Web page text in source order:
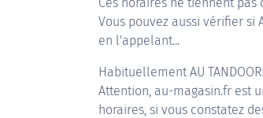
Vous pouvez aussi vérifier si
en l'appelant...
HabituellementAU
Attention, au-magasin.fr est
horaires, si vous constatez